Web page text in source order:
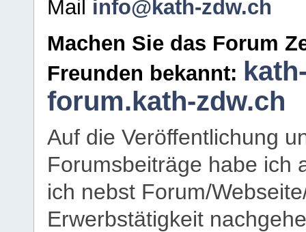
Mail info@kath-zdw.ch
Machen Sie das Forum
Freunden bekannt:
forum.kath-zdw.ch
Auf die Veröffentlichung
Forumsbeiträge habe ich
ich nebst Forum/
Erwerbstätigkeit